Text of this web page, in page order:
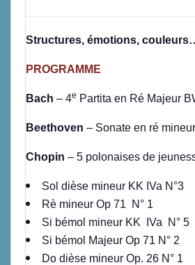
Structures, émotions,
PROGRAMME
Bach – 4e Partita en Ré Majeur
Beethoven – Sonate en ré
Chopin – 5 polonaises de
Sol dièse mineur KK IVa N°3
Rè mineur Op 71 N° 1
Si bémol mineur KK IVa N° 5
Si bémol Majeur Op 71 N° 2
Do dièse mineur Op. 26 N° 1